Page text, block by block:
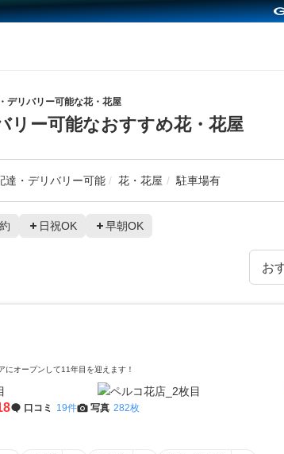
デリバリー可能な花・花屋
リー可能なおすすめ花・花屋
達・デリバリー可能 花・花屋 駐車場有
日祝OK 早朝OK
にオープンして11年目を迎えます！
口コミ 19件 写真 282枚